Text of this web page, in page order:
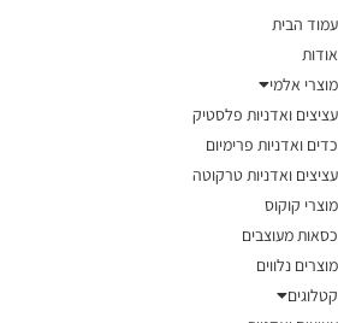
עמוד הבית
אודות
מוצרי אלמי
עציצים ואדניות פלסטיק
כדים ואדניות פרימיום
עציצים ואדניות טרקוטה
מוצרי קוקוס
כסאות מעוצבים
מוצרים נלווים
קטלוגים